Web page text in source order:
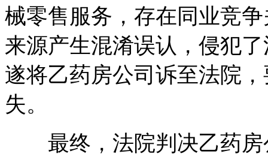
械零售服务，存在同业竞
来源产生混淆误认，侵犯
遂将乙药房公司诉至法院
失。
最终，法院判决乙药房